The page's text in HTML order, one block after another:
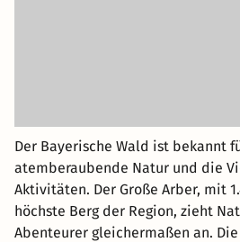
Der Bayerische Wald ist bekannt
atemberaubende Natur und die
Aktivitäten. Der Große Arber, mit
höchste Berg der Region, zieht
Abenteurer gleichermaßen an.